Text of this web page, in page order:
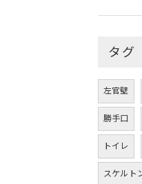
タグ
左官壁
勝手口
トイレ
スケルト